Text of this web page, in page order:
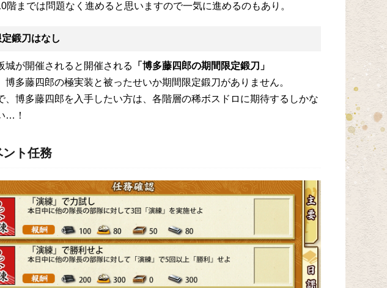
階までは問題なく進めると思いますので一気に進めるのもあり。
鍛刀はなし
城が開催されると開催される
「博多藤四郎の期間限定鍛刀」
博多藤四郎の極実装と被ったせいか期間限定鍛刀がありません。
、博多藤四郎を入手したい方は、各階層の稀ボスドロに期待するしかな
…！
ント任務